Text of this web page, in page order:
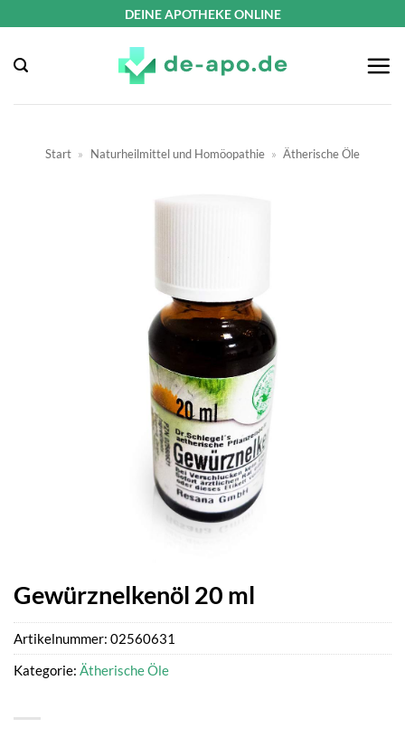
springen
DEINE APOTHEKE ONLINE
Start » Naturheilmittel und Homöopathie » Ätherische Öle
Gewürznelkenöl 20 ml
Artikelnummer: 02560631
Kategorie: Ätherische Öle